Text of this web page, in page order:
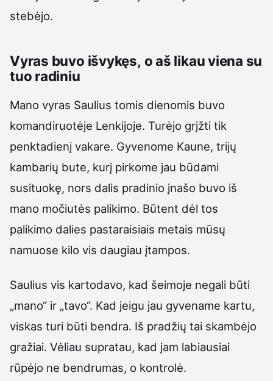
stebėjo.
Vyras buvo išvykęs, o aš likau viena su
tuo radiniu
Mano vyras Saulius tomis dienomis buvo
komandiruotėje Lenkijoje. Turėjo grįžti tik
penktadienį vakare. Gyvenome Kaune, trijų
kambarių bute, kurį pirkome jau būdami
susituokę, nors dalis pradinio įnašo buvo iš
mano močiutės palikimo. Būtent dėl tos
palikimo dalies pastaraisiais metais mūsų
namuose kilo vis daugiau įtampos.
Saulius vis kartodavo, kad šeimoje negali būti
„mano“ ir „tavo“. Kad jeigu jau gyvename kartu,
viskas turi būti bendra. Iš pradžių tai skambėjo
gražiai. Vėliau supratau, kad jam labiausiai
rūpėjo ne bendrumas, o kontrolė.